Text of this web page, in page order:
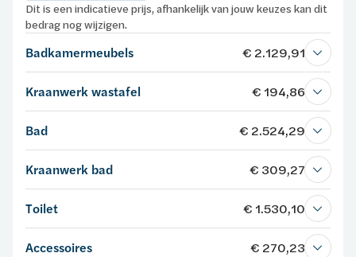
Dit is een indicatieve prijs, afhankelijk van jouw keuzes kan dit
bedrag nog wijzigen.
Badkamermeubels € 2.129,91
Kraanwerk wastafel € 194,86
Bad € 2.524,29
Kraanwerk bad € 309,27
Toilet € 1.530,10
Accessoires € 270,23